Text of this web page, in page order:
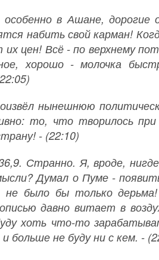
в Ашане, дорогие
набить свой карман!
цен! Всё - по верхнему
хорошо - молочка
нынешнюю
то, что творилось
- (22:10)
Странно. Я, вроде,
Думал о Пуме -
было бы только
давно витает в
хоть что-то
больше не буду ни с кем.